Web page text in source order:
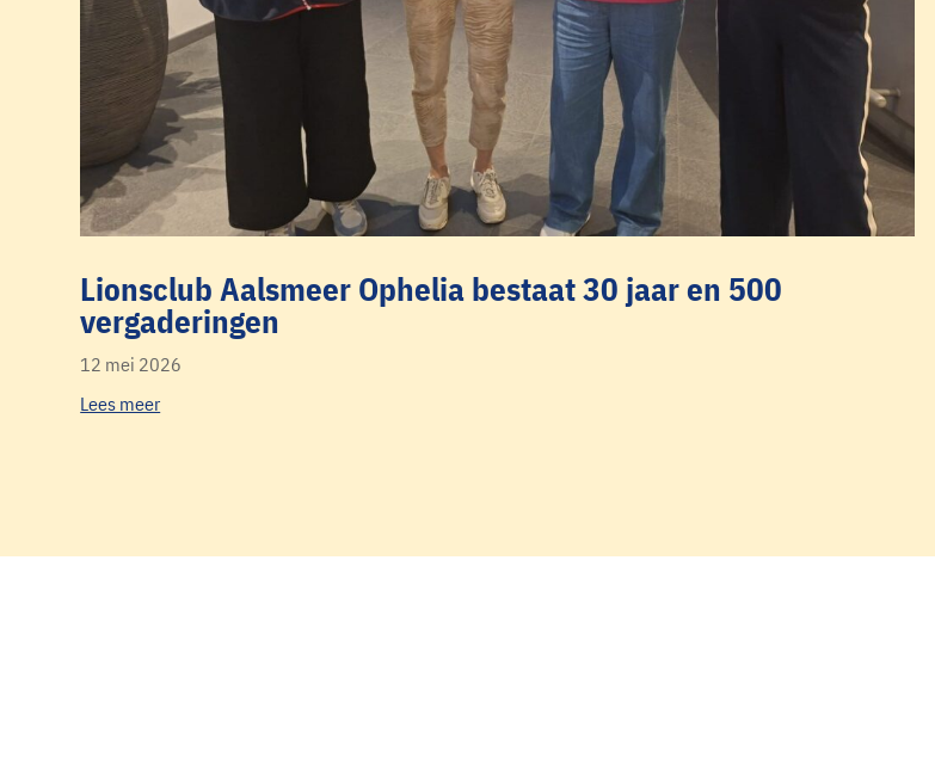
Lionsclub Aalsmeer Ophelia bestaat 30 jaar en 500
vergaderingen
12 mei 2026
Lees meer